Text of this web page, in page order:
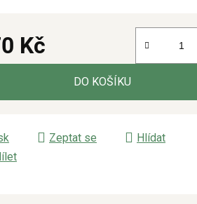
Kč
cena:
DO KOŠÍKU
Zeptat se
Hlídat